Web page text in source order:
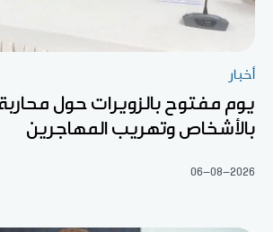
أخبار
يوم مفتوح بالزويرات حول محاربة
بالأشخاص وتهريب المهاجرين
06-08-2026